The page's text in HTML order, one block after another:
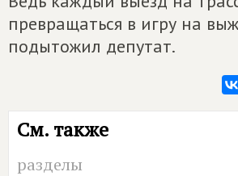
превращаться в игру на
подытожил депутат.
См. также
разделы